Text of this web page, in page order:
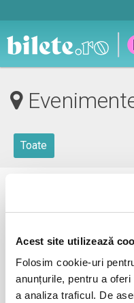
Acest site utilizează
Folosim cookie-uri
anunțurile, pentru a
a analiza traficul. De
Toate
0
anunta-ma pe email cand apare urmatorul eveniment la
Braila